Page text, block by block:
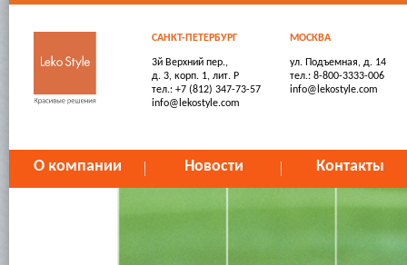
САНКТ-ПЕТЕРБУРГ
3й Верхний пер.,
д. 3, корп. 1, лит. Р
тел.: +7 (812) 347-73-57
info@lekostyle.com
МОСКВА
ул. Подъемная, д. 14
тел.: 8-800-3333-006
info@lekostyle.com
О компании Новости Контакты